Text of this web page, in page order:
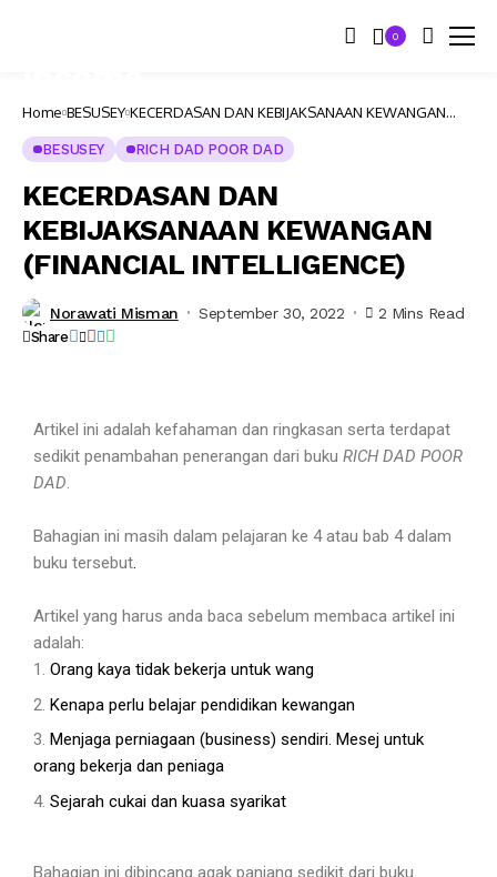
0
Home BESUSEY KECERDASAN DAN KEBIJAKSANAAN KEWANGAN
BESUSEY RICH DAD POOR DAD
KECERDASAN DAN
KEBIJAKSANAAN KEWANGAN
(FINANCIAL INTELLIGENCE)
Norawati Misman September 30, 2022 2 Mins Read
Share
Artikel ini adalah kefahaman dan ringkasan serta terdapat
sedikit penambahan penerangan dari buku RICH DAD POOR
DAD.
Bahagian ini masih dalam pelajaran ke 4 atau bab 4 dalam
buku tersebut.
Artikel yang harus anda baca sebelum membaca artikel ini
adalah:
Orang kaya tidak bekerja untuk wang
Kenapa perlu belajar pendidikan kewangan
Menjaga perniagaan (business) sendiri. Mesej untuk
orang bekerja dan peniaga
Sejarah cukai dan kuasa syarikat
Bahagian ini dibincang agak panjang sedikit dari buku